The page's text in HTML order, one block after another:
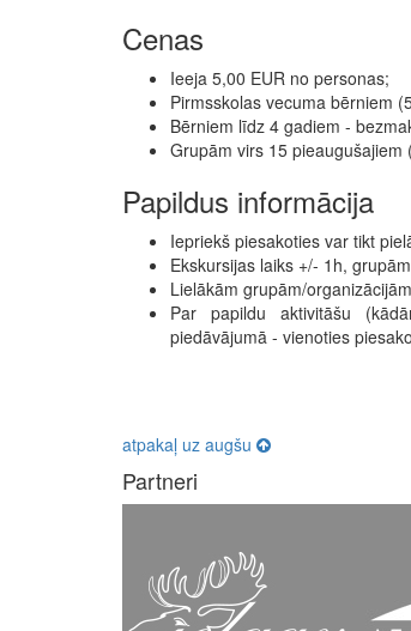
Cenas
Ieeja 5,00 EUR no personas;
Pirmsskolas vecuma bērniem
Bērniem līdz 4 gadiem -
Grupām virs 15 pieaugušajiem
Papildus informācija
Iepriekš piesakoties var tikt
Ekskursijas laiks +/- 1h,
Lielākām grupām/
Par papildu aktivitāšu
piedāvājumā - vienoties
atpakaļ uz augšu
Partneri